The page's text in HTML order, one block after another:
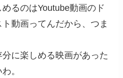
るのはYoutube動画のド
動画ってんだから、つま
に楽しめる映画があった
。